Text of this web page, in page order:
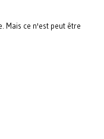
Mais ce n'est peut être